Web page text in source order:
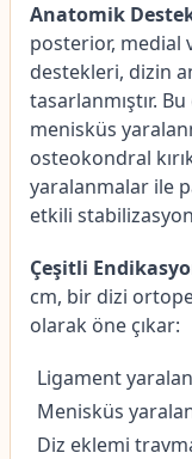
Anatomik
posterior, medial
destekleri, dizin
tasarlanmıştır.
menisküs
osteokondral
yaralanmalar ile
etkili
Çeşitli
cm, bir dizi
olarak öne çıkar:
Ligament
Menisküs
Diz eklemi